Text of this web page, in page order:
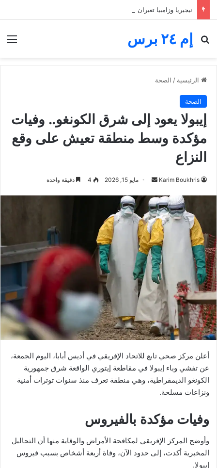
إم ٢٤ برس
بحث عن
الرئيسية / الصحة
الصحة
إيبولا يعود إلى شرق الكونغو.. وفيات
مؤكدة وسط منطقة تعيش على وقع
النزاع
Karim Boukhris
أرسل
إلكترونيا
مايو 15, 2026 4 دقيقة واحدة
أعلن مركز صحي تابع للاتحاد الإفريقي في أديس أبابا، اليوم الجمعة،
عن تفشي وباء إيبولا في مقاطعة إيتوري الواقعة شرق جمهورية
الكونغو الديمقراطية، وهي منطقة تعرف منذ سنوات توترات أمنية
ونزاعات مسلحة.
وفيات مؤكدة بالفيروس
وأوضح المركز الإفريقي لمكافحة الأمراض والوقاية منها أن التحاليل
المخبرية أكدت، إلى حدود الآن، وفاة أربعة أشخاص بسبب فيروس
إيبولا.